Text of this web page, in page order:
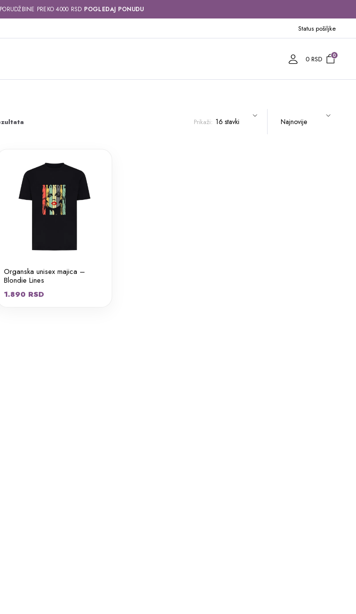
PREKO 4000 RSD POGLEDAJ PONUDU
Status pošiljke
0RSD 0
Sortirano
Prikaži:
Organska unisex majica –
Blondie Lines
1.890 RSD